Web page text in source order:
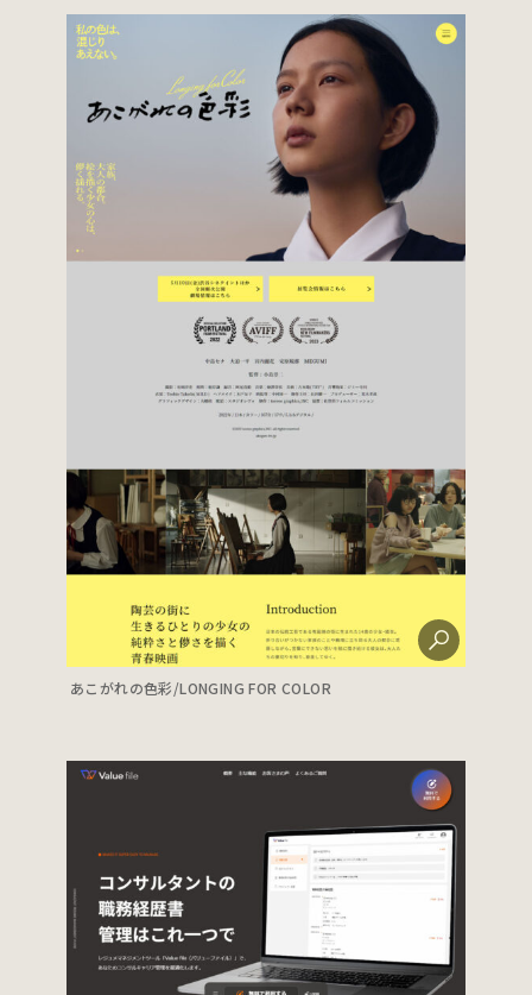
あこがれの色彩/LONGING FOR COLOR